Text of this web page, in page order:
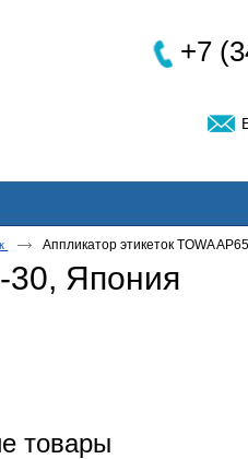
+7
Аппликатор этикеток TOWA
30, Япония
товары